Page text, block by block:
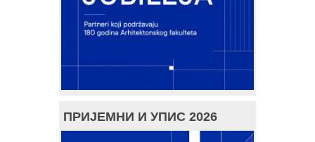
ПРИЈЕМНИ И УПИС 2026